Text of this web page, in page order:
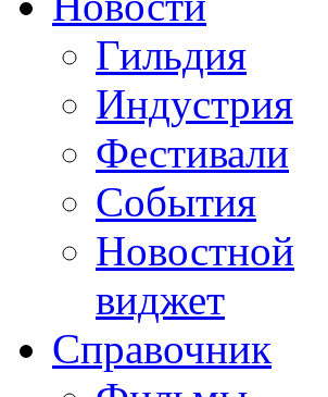
Гильдия
Индустрия
Фестивали
События
Новостной
виджет
Справочник